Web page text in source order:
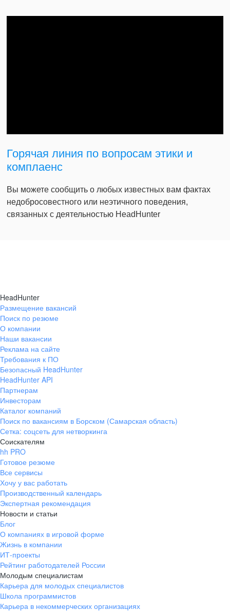
Горячая линия по вопросам этики и
комплаенс
Вы можете сообщить о любых известных вам фактах
недобросовестного или неэтичного поведения,
связанных с деятельностью HeadHunter
HeadHunter
Размещение вакансий
Поиск по резюме
О компании
Наши вакансии
Реклама на сайте
Требования к ПО
Безопасный HeadHunter
HeadHunter API
Партнерам
Инвесторам
Каталог компаний
Поиск по вакансиям в Борском (Самарская область)
Сетка: соцсеть для нетворкинга
Соискателям
hh PRO
Готовое резюме
Все сервисы
Хочу у вас работать
Производственный календарь
Экспертная рекомендация
Новости и статьи
Блог
О компаниях в игровой форме
Жизнь в компании
ИТ-проекты
Рейтинг работодателей России
Молодым специалистам
Карьера для молодых специалистов
Школа программистов
Карьера в некоммерческих организациях